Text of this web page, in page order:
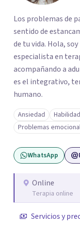
Los problemas de
sentido de
de tu vida. Hola,
especialista en
acompañando a
es el integrativo,
humano.
Ansiedad
Problemas
WhatsApp
Online
Terapia online
Servicios y